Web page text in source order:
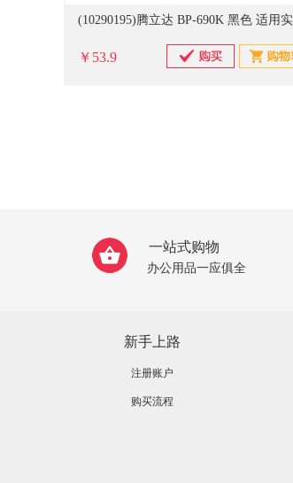
￥53.9
一站式购物
办公用品一应俱全
新手上路
注册账户
购买流程